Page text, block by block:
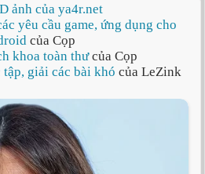
ảnh của ya4r.net
yêu cầu game, ứng dụng cho
của Cọp
khoa toàn thưcủa Cọp
giải các bài khó của LeZink